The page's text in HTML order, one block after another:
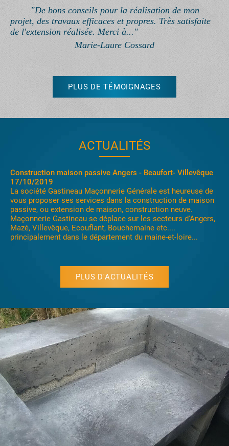
"De bons conseils pour la réalisation de mon
projet, des travaux efficaces et propres. Très satisfaite
de l'extension réalisée. Merci à..."
Marie-Laure Cossard
PLUS DE TÉMOIGNAGES
ACTUALITÉS
Construction maison passive Angers - Beaufort- Villevêque
17/10/2019
La société Gastineau Maçonnerie Générale est heureuse de
vous proposer ses services dans la construction de maison
passive, ou extension de maison, construction neuve.
Maçonnerie Gastineau se déplace sur les secteurs d'Angers,
Mazé, Villevêque, Ecouflant, Bouchemaine etc....
principalement dans le département du maine-et-loire...
PLUS D'ACTUALITÉS